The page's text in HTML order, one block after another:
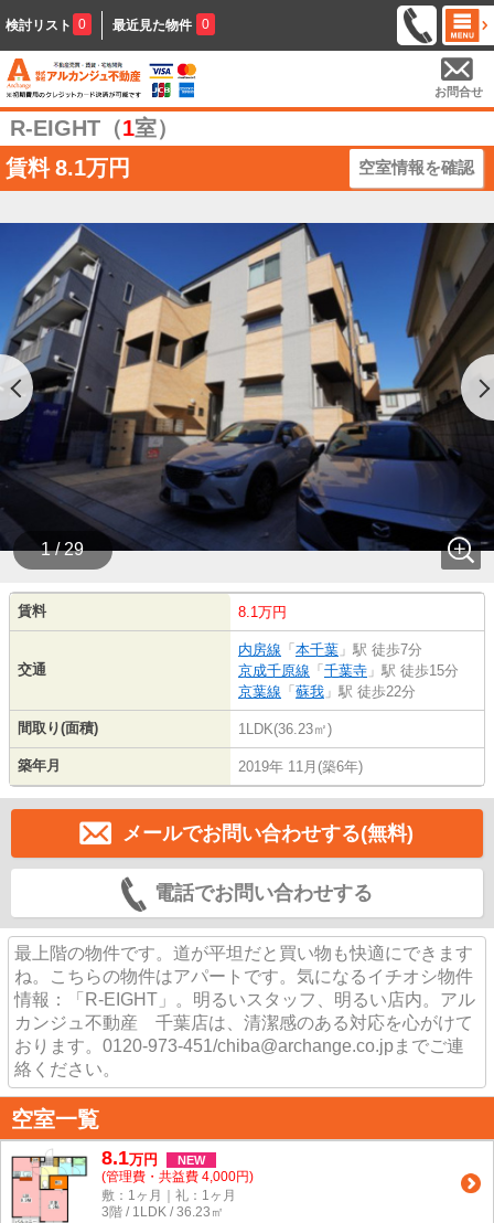
検討リスト 0 最近見た物件 0
お問合せ
R-EIGHT（1室）
賃料 8.1万円 空室情報を確認
1 / 29
賃料 8.1万円
交通
内房線 「 本千葉 」駅 徒歩7分
京成千原線 「 千葉寺 」駅 徒歩15分
京葉線 「 蘇我 」駅 徒歩22分
間取り(面積) 1LDK(36.23㎡)
築年月 2019年 11月(築6年)
メールでお問い合わせする(無料)
電話でお問い合わせする
最上階の物件です。道が平坦だと買い物も快適にできます
ね。こちらの物件はアパートです。気になるイチオシ物件
情報：「R-EIGHT」。明るいスタッフ、明るい店内。アル
カンジュ不動産 千葉店は、清潔感のある対応を心がけて
おります。0120-973-451/chiba@archange.co.jpまでご連
絡ください。
空室一覧
8.1万円 NEW
(管理費・共益費 4,000円)
敷：1ヶ月｜礼：1ヶ月
3階 / 1LDK / 36.23㎡